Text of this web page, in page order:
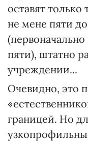
оставят только
не мене пяти
пяти), штатно
учреждении...
Очевидно, это
границей. Но